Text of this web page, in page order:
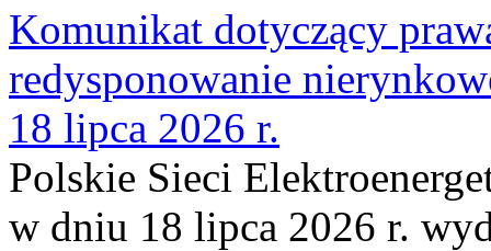
Komunikat dotyczący
redysponowanie
18 lipca 2026 r.
Polskie Sieci
w dniu 18 lipca 2026 r.